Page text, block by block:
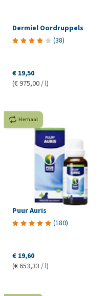
Dermiel Oordruppels
(38)
€ 19,50
(€ 975,00 / l)
Herhaal
Puur Auris
(180)
€ 19,60
(€ 653,33 / l)